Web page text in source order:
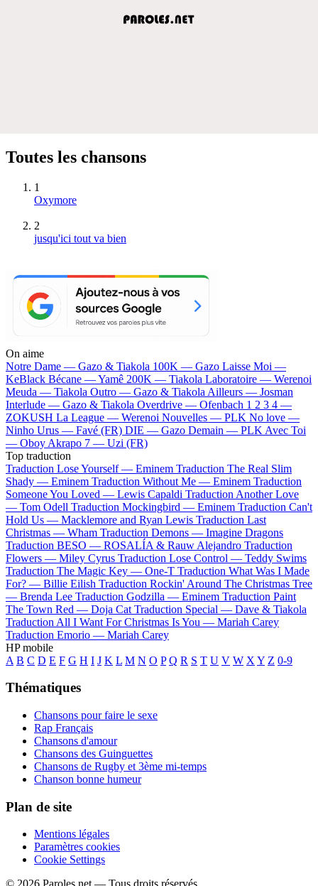
Toutes les chansons
1
Oxymore
2
jusqu'ici tout va bien
On aime
Notre Dame — Gazo & Tiakola 100K — Gazo Laisse Moi —
KeBlack Bécane —Yamê 200K — Tiakola Laboratoire — Werenoi
Meuda — Tiakola Outro — Gazo & Tiakola Ailleurs — Josman
Interlude — Gazo & Tiakola Overdrive — Ofenbach 1 2 3 4 —
ZOKUSH La League — Werenoi Nouvelles — PLK No love —
Ninho Urus — Favé (FR) DIE — Gazo Demain — PLK Avec Toi
— Oboy Akrapo 7 — Uzi (FR)
Top traduction
Traduction Lose Yourself — Eminem Traduction The Real Slim
Shady — Eminem Traduction Without Me — Eminem Traduction
Someone You Loved — Lewis Capaldi Traduction Another Love
— Tom Odell Traduction Mockingbird — Eminem Traduction Can't
Hold Us — Macklemore and Ryan Lewis Traduction Last
Christmas — Wham Traduction Demons — Imagine Dragons
Traduction BESO — ROSALÍA & Rauw Alejandro Traduction
Flowers — Miley Cyrus Traduction Lose Control — Teddy Swims
Traduction The Magic Key — One-T Traduction What Was I Made
For? — Billie Eilish Traduction Rockin' Around The Christmas Tree
— Brenda Lee Traduction Godzilla — Eminem Traduction Paint
The Town Red — Doja Cat Traduction Special — Dave & Tiakola
Traduction All I Want For Christmas Is You — Mariah Carey
Traduction Emorio — Mariah Carey
HP mobile
A B C D E F G H I J K L M N O P Q R S T U V W X Y Z 0-9
Thématiques
Chansons pour faire le sexe
Rap Français
Chansons d'amour
Chansons des Guinguettes
Chansons de Rugby et 3ème mi-temps
Chanson bonne humeur
Plan de site
Mentions légales
Paramètres cookies
Cookie Settings